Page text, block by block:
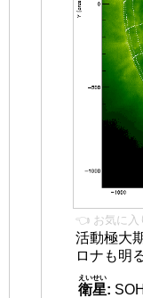
👈 お気に入
活動極大
ロナも明
衛星
えいせい
: